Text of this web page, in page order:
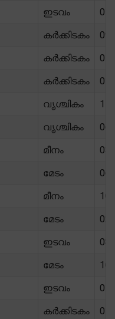
ഇടവം
കർക്കിടകം
കർക്കിടകം
കർക്കിടകം
വൃശ്ചികം
വൃശ്ചികം
മീനം
മേടം
മീനം
മേടം
ഇടവം
മേടം
ഇടവം
കർക്കിടകം